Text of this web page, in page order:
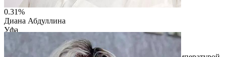
0.31%
Диана Абдуллина
Уфа
ИП Абдуллин Булат Уралович
Проект «Эко-бассейн “Акваклаб”» в Уфе — центр